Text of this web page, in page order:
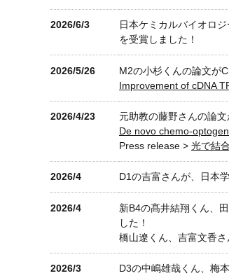
2026/6/3
日本ケミカルバイオロ
を受賞しました！
2026/5/26
M2の小杉くんの論文が
Improvement of cDNA
2026/4/23 元助教の藤野さんの論
De novo chemo-
Press release > 光で結
2026/4 D1の吉富さんが、日本
2026/4
新B4の髙井結翔くん、
した！
橋山遼くん、吉富文香
2026/3 D3の中嶋雄哉くん、梅